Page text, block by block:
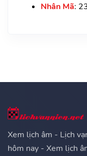
Nhân Mã:
Xem lịch âm - Lịch
hôm nay - Xem lịch